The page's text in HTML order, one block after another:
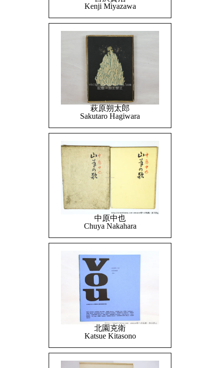
Kenji Miyazawa
萩原朔太郎
Sakutaro Hagiwara
中原中也
Chuya Nakahara
北園克衛
Katsue Kitasono